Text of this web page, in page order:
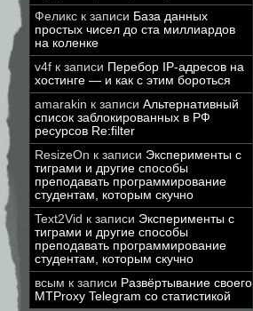
Феликс к записи База данных
простых чисел до ста миллиардов
на коленке
v4f к записи Перебор IP-адресов на
хостинге — и как с этим бороться
amarakin к записи Альтернативный
список заблокированных в РФ
ресурсов Re:filter
ResizeOn к записи Эксперименты с
тиграми и другие способы
преподавать программирование
студентам, которым скучно
Text2Vid к записи Эксперименты с
тиграми и другие способы
преподавать программирование
студентам, которым скучно
всым к записи Развёртывание своего
MTProxy Telegram со статистикой